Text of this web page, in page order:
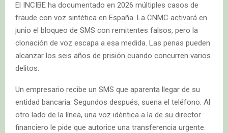
El INCIBE ha documentado en 2026 múltiples casos de
fraude con voz sintética en España. La CNMC activará en
junio el bloqueo de SMS con remitentes falsos, pero la
clonación de voz escapa a esa medida. Las penas pueden
alcanzar los seis años de prisión cuando concurren varios
delitos.
Un empresario recibe un SMS que aparenta llegar de su
entidad bancaria. Segundos después, suena el teléfono. Al
otro lado de la línea, una voz idéntica a la de su director
financiero le pide que autorice una transferencia urgente.